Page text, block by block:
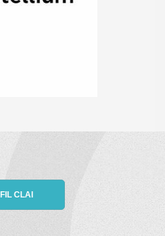
CLAI